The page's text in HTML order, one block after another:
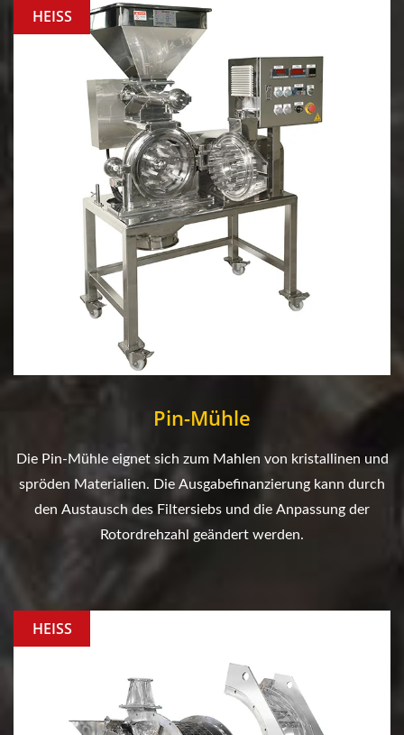
HEISS
Pin-Mühle
Die Pin-Mühle eignet sich zum Mahlen von kristallinen und
spröden Materialien. Die Ausgabefinanzierung kann durch
den Austausch des Filtersiebs und die Anpassung der
Rotordrehzahl geändert werden.
HEISS